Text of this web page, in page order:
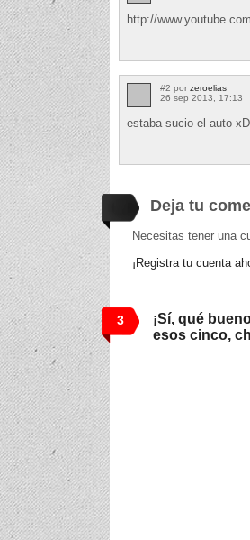
http://
#2 por zeroelias
26 sep 2013, 17:13
estaba sucio el auto xD
Deja tu
Necesitas tener una
¡Registra tu cuenta
3
¡Sí, qué
esos cinco,